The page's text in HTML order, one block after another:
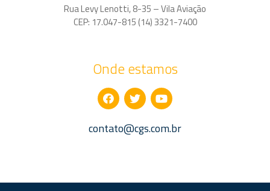
Rua Levy Lenotti, 8-35 – Vila Aviação
CEP: 17.047-815 (14) 3321-7400
Onde estamos
contato@cgs.com.br